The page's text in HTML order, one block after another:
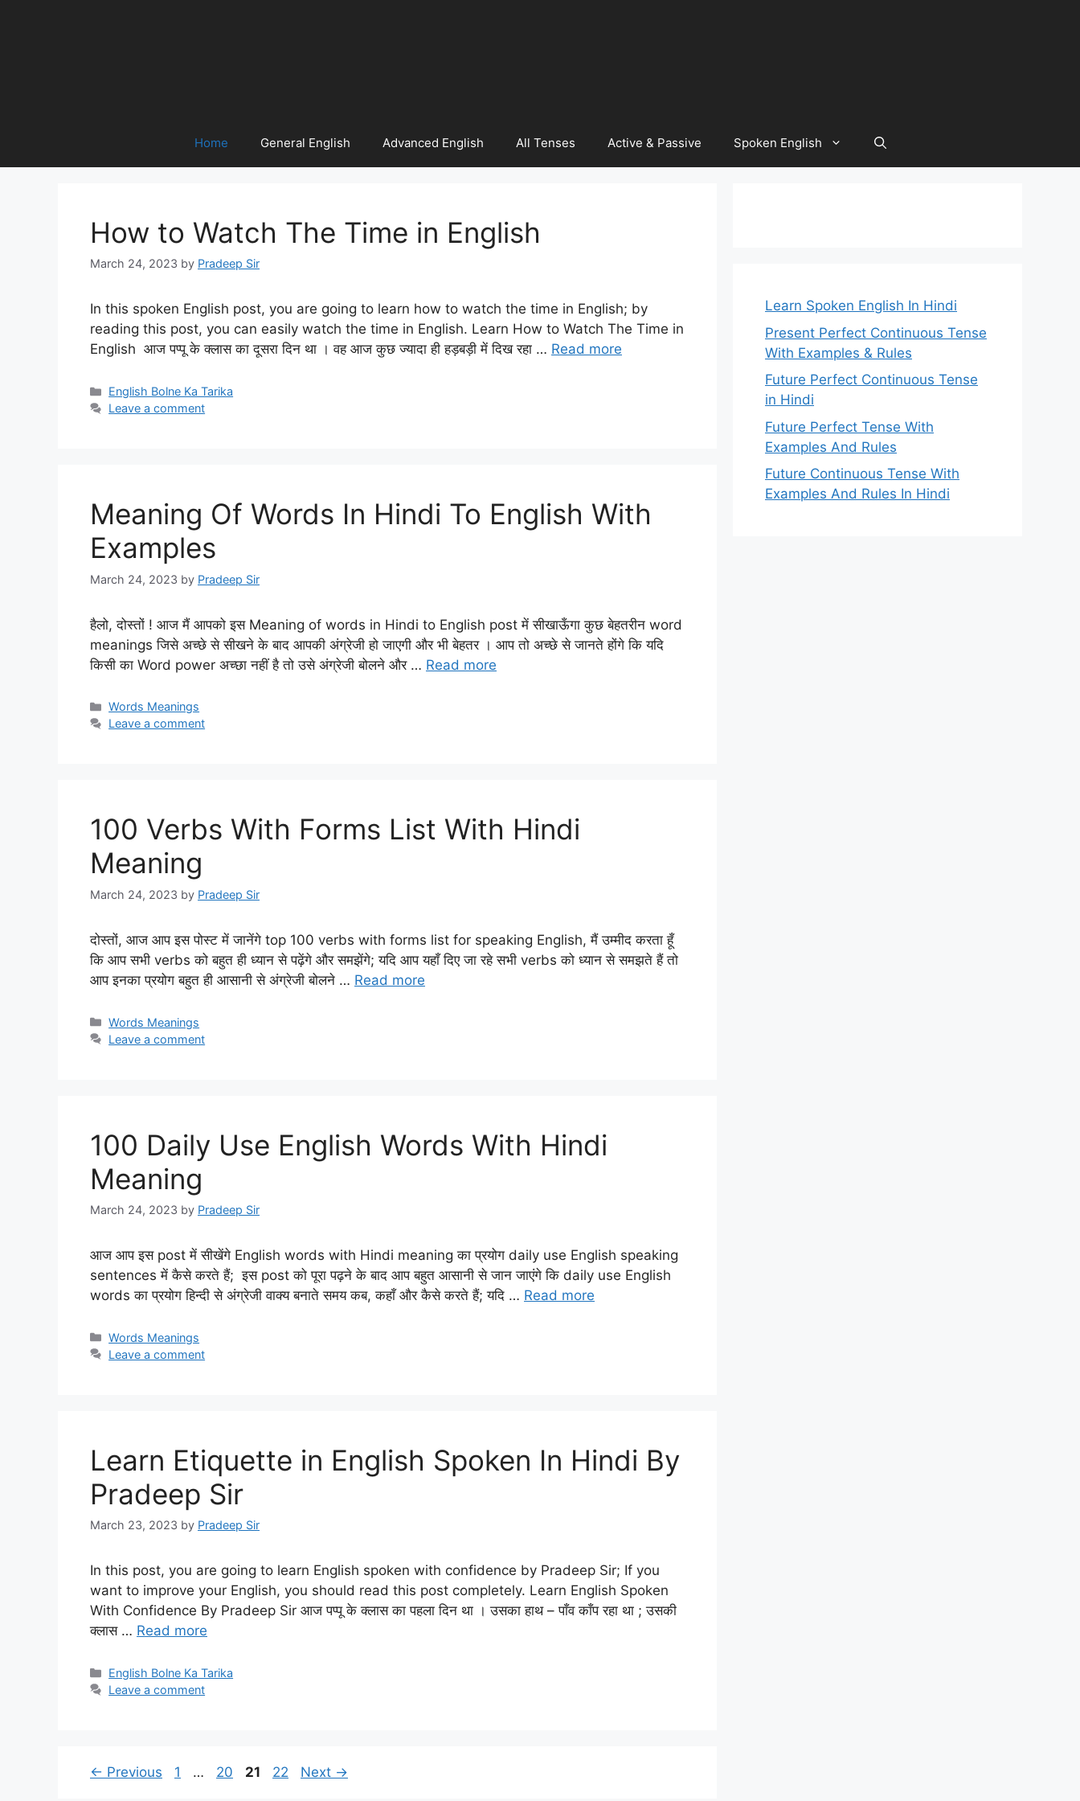
Home General English Advanced English All Tenses Active & Passive Spoken English
How to Watch The Time in English
March 24, 2023 by Pradeep Sir
In this spoken English post, you are going to learn how to watch the time in English; by
reading this post, you can easily watch the time in English. Learn How to Watch The Time in
English आज पप्पू के क्लास का दूसरा दिन था । वह आज कुछ ज्यादा ही हड़बड़ी में दिख रहा … Read more
Categories
English Bolne Ka Tarika
Leave a comment
Meaning Of Words In Hindi To English With
Examples
March 24, 2023 by Pradeep Sir
हैलो, दोस्तों ! आज मैं आपको इस Meaning of words in Hindi to English post में सीखाऊँगा कुछ बेहतरीन word
meanings जिसे अच्छे से सीखने के बाद आपकी अंग्रेजी हो जाएगी और भी बेहतर । आप तो अच्छे से जानते होंगे कि यदि
किसी का Word power अच्छा नहीं है तो उसे अंग्रेजी बोलने और … Read more
Categories
Words Meanings
Leave a comment
100 Verbs With Forms List With Hindi
Meaning
March 24, 2023 by Pradeep Sir
दोस्तों, आज आप इस पोस्ट में जानेंगे top 100 verbs with forms list for speaking English, मैं उम्मीद करता हूँ
कि आप सभी verbs को बहुत ही ध्यान से पढ़ेंगे और समझेंगे; यदि आप यहाँ दिए जा रहे सभी verbs को ध्यान से समझते हैं तो
आप इनका प्रयोग बहुत ही आसानी से अंग्रेजी बोलने … Read more
Categories
Words Meanings
Leave a comment
100 Daily Use English Words With Hindi
Meaning
March 24, 2023 by Pradeep Sir
आज आप इस post में सीखेंगे English words with Hindi meaning का प्रयोग daily use English speaking
sentences में कैसे करते हैं; इस post को पूरा पढ़ने के बाद आप बहुत आसानी से जान जाएंगे कि daily use English
words का प्रयोग हिन्दी से अंग्रेजी वाक्य बनाते समय कब, कहाँ और कैसे करते हैं; यदि … Read more
Categories
Words Meanings
Leave a comment
Learn Etiquette in English Spoken In Hindi By
Pradeep Sir
March 23, 2023 by Pradeep Sir
In this post, you are going to learn English spoken with confidence by Pradeep Sir; If you
want to improve your English, you should read this post completely. Learn English‌ Spoken
With Confidence By Pradeep Sir आज पप्पू के क्लास का पहला दिन था । उसका हाथ – पाँव काँप रहा था ; उसकी
क्लास … Read more
Categories
English Bolne Ka Tarika
Leave a comment
← Previous Page
1 … Page
20 Page
21 Page
22 Next →
Learn Spoken English In Hindi
Present Perfect Continuous Tense
With Examples & Rules
Future Perfect Continuous Tense
in Hindi
Future Perfect Tense With
Examples And Rules
Future Continuous Tense With
Examples And Rules In Hindi